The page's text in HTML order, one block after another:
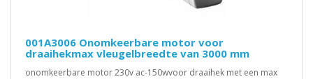
001A3006 Onomkeerbare motor voor
draaihekmax vleugelbreedte van 3000 mm
onomkeerbare motor 230v ac-150wvoor draaihek met een max